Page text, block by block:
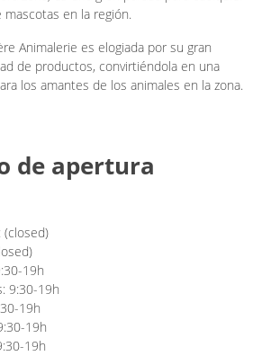
mascotas en la región.
Animalerie es elogiada por su gran
de productos, convirtiéndola en una
los amantes de los animales en la zona.
de apertura
(closed)
19h
9:30-19h
19h
19h
19h